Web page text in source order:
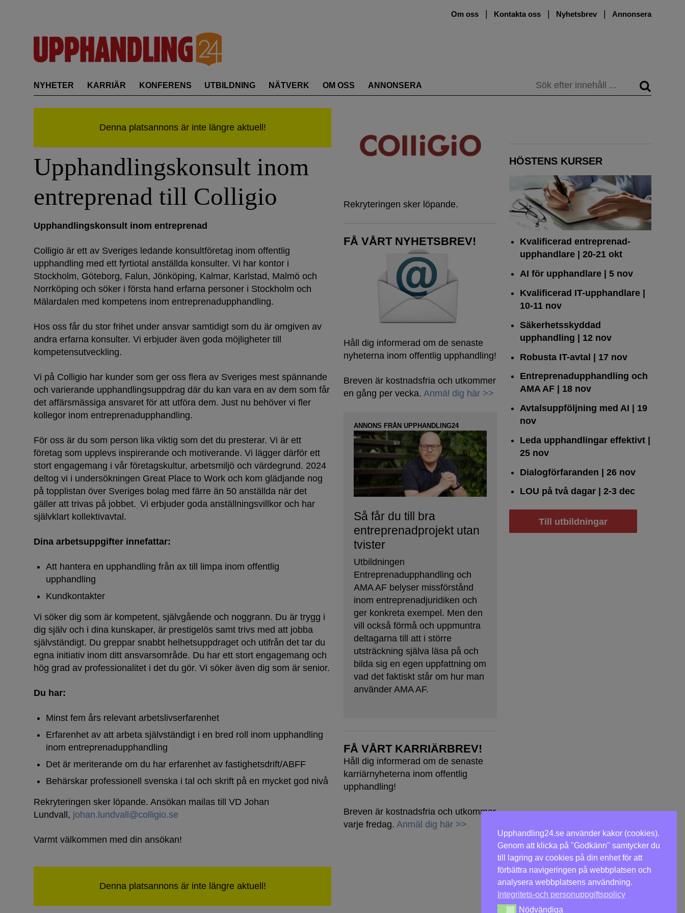
Om oss Kontakta oss Nyhetsbrev Annonsera
NYHETER KARRIÄR KONFERENS UTBILDNING NÄTVERK OM OSS ANNONSERA Sök
Upphandlingskonsult inom
entreprenad till Colligio
Upphandlingskonsult inom entreprenad
Colligio är ett av Sveriges ledande konsultföretag inom offentlig
upphandling med ett fyrtiotal anställda konsulter. Vi har kontor i
Stockholm, Göteborg, Falun, Jönköping, Kalmar, Karlstad, Malmö och
Norrköping och söker i första hand erfarna personer i Stockholm och
Mälardalen med kompetens inom entreprenadupphandling.
Hos oss får du stor frihet under ansvar samtidigt som du är omgiven av
andra erfarna konsulter. Vi erbjuder även goda möjligheter till
kompetensutveckling.
Vi på Colligio har kunder som ger oss flera av Sveriges mest spännande
och varierande upphandlingsuppdrag där du kan vara en av dem som får
det affärsmässiga ansvaret för att utföra dem. Just nu behöver vi fler
kollegor inom entreprenadupphandling.
För oss är du som person lika viktig som det du presterar. Vi är ett
företag som upplevs inspirerande och motiverande. Vi lägger därför ett
stort engagemang i vår företagskultur, arbetsmiljö och värdegrund. 2024
deltog vi i undersökningen Great Place to Work och kom glädjande nog
på topplistan över Sveriges bolag med färre än 50 anställda när det
gäller att trivas på jobbet.. Vi erbjuder goda anställningsvillkor och har
självklart kollektivavtal.
Dina arbetsuppgifter innefattar:
Att hantera en upphandling från ax till limpa inom offentlig
upphandling
Kundkontakter
Vi söker dig som är kompetent, självgående och noggrann. Du är trygg i
dig själv och i dina kunskaper, är prestigelös samt trivs med att jobba
självständigt. Du greppar snabbt helhetsuppdraget och utifrån det tar du
egna initiativ inom ditt ansvarsområde. Du har ett stort engagemang och
hög grad av professionalitet i det du gör. Vi söker även dig som är senior.
Du har:
Minst fem års relevant arbetslivserfarenhet
Erfarenhet av att arbeta självständigt i en bred roll inom upphandling
inom entreprenadupphandling
Det är meriterande om du har erfarenhet av fastighetsdrift/ABFF
Behärskar professionell svenska i tal och skrift på en mycket god nivå
Rekryteringen sker löpande. Ansökan mailas till VD Johan
Lundvall, johan.lundvall@colligio.se
Varmt välkommen med din ansökan!
Rekryteringen sker löpande.
FÅ VÅRT NYHETSBREV!
Håll dig informerad om de senaste
nyheterna inom offentlig upphandling!
Breven är kostnadsfria och utkommer
en gång per vecka.Anmäl dig här >>
ANNONS FRÅN UPPHANDLING24
Så får du till bra
entreprenadprojekt utan
tvister
Utbildningen
Entreprenadupphandling och
AMA AF belyser missförstånd
inom entreprenadjuridiken och
ger konkreta exempel. Men den
vill också förmå och uppmuntra
deltagarna till att i större
utsträckning själva läsa på och
bilda sig en egen uppfattning om
vad det faktiskt står om hur man
använder AMA AF.
FÅ VÅRT KARRIÄRBREV!
Håll dig informerad om de senaste
karriärnyheterna inom offentlig
upphandling!
Breven är kostnadsfria och utkommer
varje fredag.Anmäl dig här >>
HÖSTENS KURSER
Kvalificerad entreprenad­
upphandlare
| 20-21 okt
AI för upphandlare | 5 nov
Kvalificerad IT-upphandlare |
10-11 nov
Säkerhetsskyddad
upphandling | 12 nov
Robusta IT-avtal | 17 nov
Entreprenadupphandling och
AMA AF | 18 nov
Avtalsuppföljning med AI | 19
nov
Leda upphandlingar effektivt |
25 nov
Dialogförfaranden | 26 nov
LOU på två dagar | 2-3 dec
Till utbildningar
Upphandling24.se använder kakor (cookies).
Genom att klicka på "Godkänn" samtycker du
till lagring av cookies på din enhet för att
förbättra navigeringen på webbplatsen och
analysera webbplatsens användning.
Integritets-och personuppgiftspolicy
Nödvändiga
Nödvändiga